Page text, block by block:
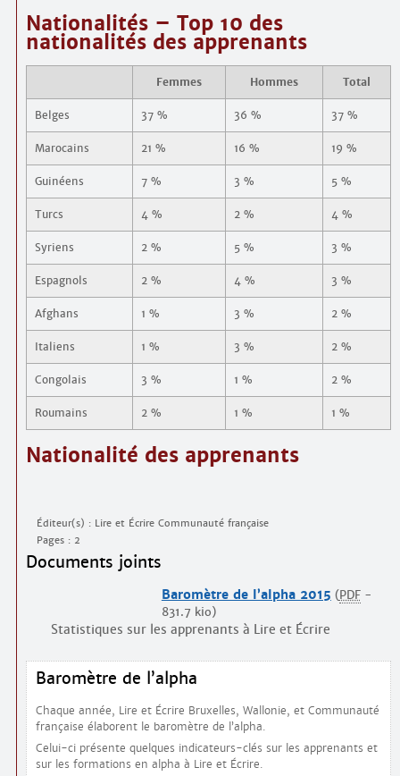
Nationalités – Top 10 des
nationalités des apprenants
Femmes Hommes Total
Belges 37 % 36 % 37 %
Marocains 21 % 16 % 19 %
Guinéens 7 % 3 % 5 %
Turcs 4 % 2 % 4 %
Syriens 2 % 5 % 3 %
Espagnols 2 % 4 % 3 %
Afghans 1 % 3 % 2 %
Italiens 1 % 3 % 2 %
Congolais 3 % 1 % 2 %
Roumains 2 % 1 % 1 %
Nationalité des apprenants
Éditeur(s) : Lire et Écrire Communauté française
Pages : 2
Documents joints
Baromètre de l’alpha 2015 ( PDF-
831.7 kio)
Statistiques sur les apprenants à Lire et Écrire
Baromètre de l’alpha
Chaque année, Lire et Écrire Bruxelles, Wallonie, et Communauté
française élaborent le baromètre de l’alpha.
Celui-ci présente quelques indicateurs-clés sur les apprenants et
sur les formations en alpha à Lire et Écrire.